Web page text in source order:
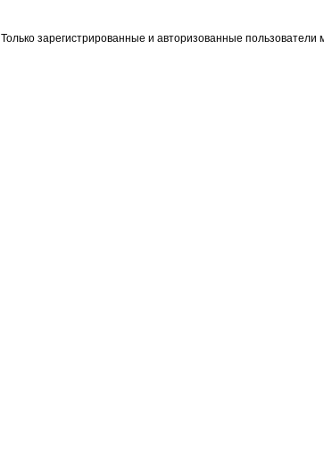
Только зарегистрированные и авторизованные пользователи